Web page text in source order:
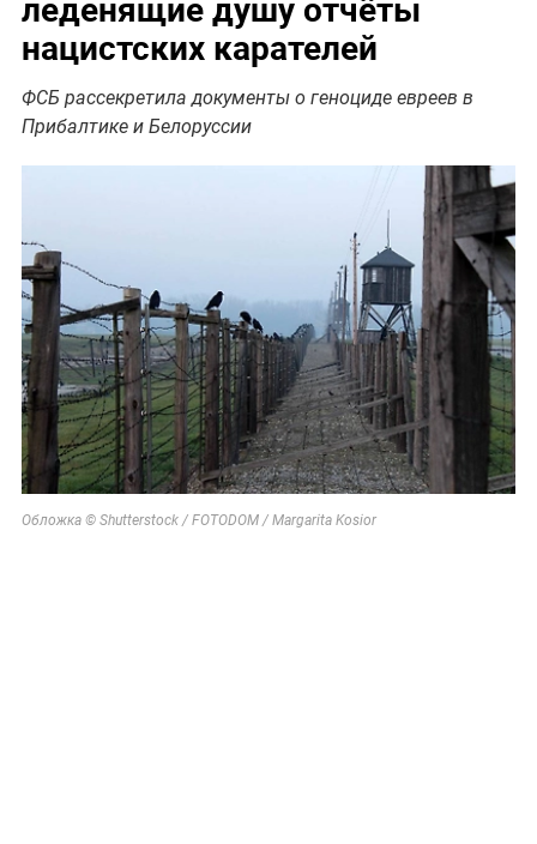
нацистских карателей
ФСБ рассекретила документы о геноциде евреев в
Прибалтике и Белоруссии
Обложка © Shutterstock / FOTODOM / Margarita Kosior